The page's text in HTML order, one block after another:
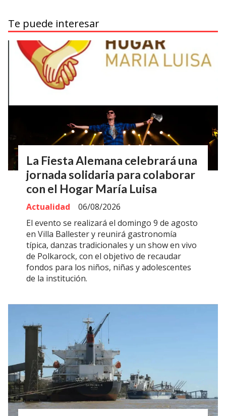
Te puede interesar
La Fiesta Alemana celebrará una
jornada solidaria para colaborar
con el Hogar María Luisa
Actualidad
06/08/2026
El evento se realizará el domingo 9 de agosto
en Villa Ballester y reunirá gastronomía
típica, danzas tradicionales y un show en vivo
de Polkarock, con el objetivo de recaudar
fondos para los niños, niñas y adolescentes
de la institución.